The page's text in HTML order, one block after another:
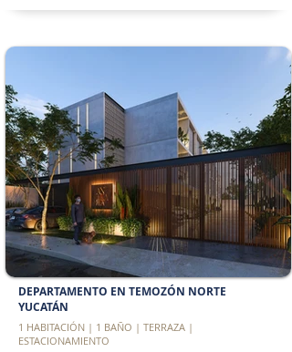
DEPARTAMENTO EN TEMOZÓN NORTE
YUCATÁN
1 HABITACIÓN | 1 BAÑO | TERRAZA |
ESTACIONAMIENTO